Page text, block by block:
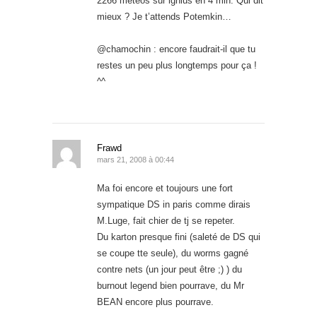
mieux ? Je t’attends Potemkin…
@chamochin : encore faudrait-il que tu
restes un peu plus longtemps pour ça !
^^
Frawd
mars 21, 2008 à 00:44
Ma foi encore et toujours une fort
sympatique DS in paris comme dirais
M.Luge, fait chier de tj se repeter.
Du karton presque fini (saleté de DS qui
se coupe tte seule), du worms gagné
contre nets (un jour peut être ;) ) du
burnout legend bien pourrave, du Mr
BEAN encore plus pourrave.